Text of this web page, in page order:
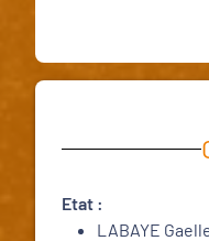
Etat :
LABAYE